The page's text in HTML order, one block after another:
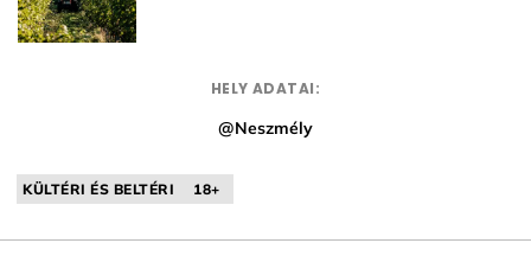
HELY ADATAI:
@Neszmély
KÜLTÉRI ÉS BELTÉRI 18+